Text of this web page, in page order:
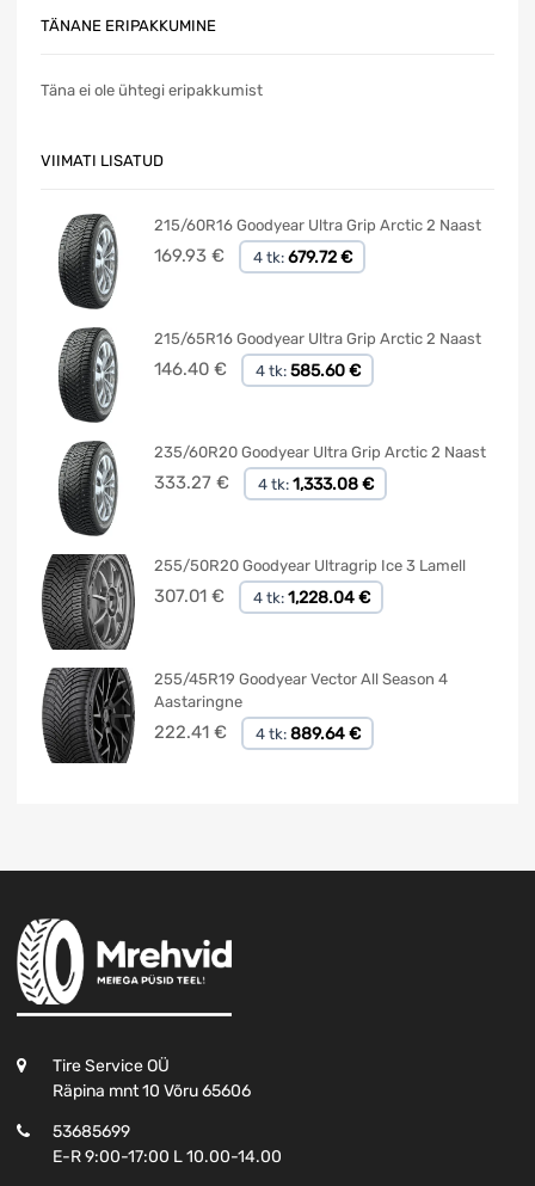
TÄNANE ERIPAKKUMINE
Täna ei ole ühtegi eripakkumist
VIIMATI LISATUD
215/60R16 Goodyear Ultra Grip Arctic 2 Naast
169.93 € 4 tk: 679.72 €
215/65R16 Goodyear Ultra Grip Arctic 2 Naast
146.40 € 4 tk: 585.60 €
235/60R20 Goodyear Ultra Grip Arctic 2 Naast
333.27 € 4 tk: 1,333.08 €
255/50R20 Goodyear Ultragrip Ice 3 Lamell
307.01 € 4 tk: 1,228.04 €
255/45R19 Goodyear Vector All Season 4
Aastaringne
222.41 € 4 tk: 889.64 €
Tire Service OÜ
Räpina mnt 10 Võru 65606
53685699
E-R 9:00-17:00 L 10.00-14.00